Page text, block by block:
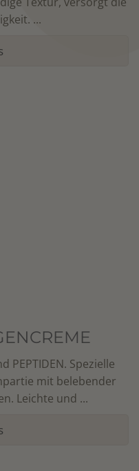
...
PEPTIDEN. Spezielle
mit belebender
Leichte und ...